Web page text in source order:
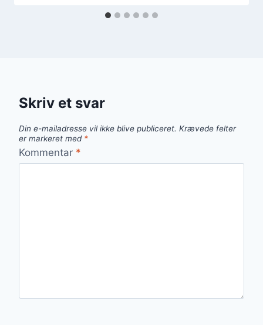
Skriv et svar
Din e-mailadresse vil ikke blive publiceret. Krævede felter
er markeret med *
Kommentar *